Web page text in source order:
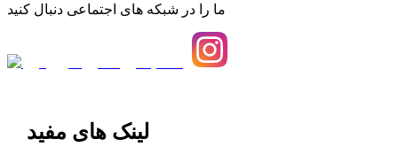
ما را در شبکه های اجتماعی دنبال کنید
لینک های مفید